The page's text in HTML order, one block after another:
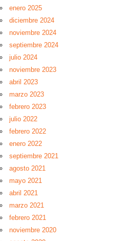
enero 2025
diciembre 2024
noviembre 2024
septiembre 2024
julio 2024
noviembre 2023
abril 2023
marzo 2023
febrero 2023
julio 2022
febrero 2022
enero 2022
septiembre 2021
agosto 2021
mayo 2021
abril 2021
marzo 2021
febrero 2021
noviembre 2020